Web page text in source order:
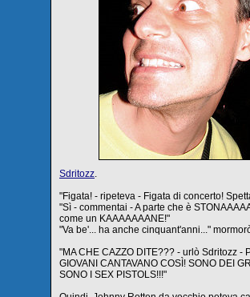
Sdritozz.
"Figata! - ripeteva - Figata di concerto!
"Sì - commentai - A parte che è
come un KAAAAAAANE!"
"Va be'... ha anche cinquant'anni..."
"MA CHE CAZZO DITE??? - urlò Sdritozz -
GIOVANI CANTAVANO COSÌ! SONO DEI
SONO I SEX PISTOLS!!!"